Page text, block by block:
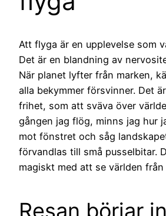
Att flyga är en upplevelse som
Det är en blandning av
När planet lyfter från marken,
alla bekymmer försvinner. Det
frihet, som att sväva över
gången jag flög, minns jag hur
mot fönstret och såg
förvandlas till små pusselbitar.
magiskt med att se världen från
Resan börjar